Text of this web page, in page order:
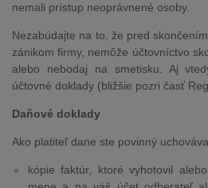
nemali prístup neoprávnené osoby.
Nezabúdajte na to, že pred
zánikom firmy, nemôže účtovníctvo
alebo nebodaj na smetisku. Aj
účtovné doklady (bližšie pozri časť
Daňové doklady
Ako platiteľ dane ste povinný
kópie faktúr, ktoré vyhotovil